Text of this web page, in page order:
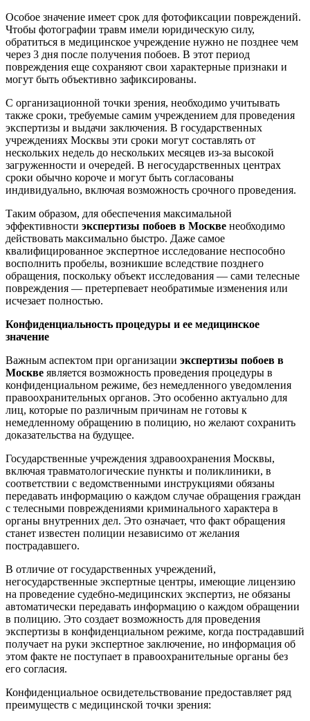
Особое значение имеет срок для фотофиксации повреждений.
Чтобы фотографии травм имели юридическую силу,
обратиться в медицинское учреждение нужно не позднее чем
через 3 дня после получения побоев. В этот период
повреждения еще сохраняют свои характерные признаки и
могут быть объективно зафиксированы.
С организационной точки зрения, необходимо учитывать
также сроки, требуемые самим учреждением для проведения
экспертизы и выдачи заключения. В государственных
учреждениях Москвы эти сроки могут составлять от
нескольких недель до нескольких месяцев из-за высокой
загруженности и очередей. В негосударственных центрах
сроки обычно короче и могут быть согласованы
индивидуально, включая возможность срочного проведения.
Таким образом, для обеспечения максимальной
эффективности экспертизы побоев в Москве необходимо
действовать максимально быстро. Даже самое
квалифицированное экспертное исследование неспособно
восполнить пробелы, возникшие вследствие позднего
обращения, поскольку объект исследования — сами телесные
повреждения — претерпевает необратимые изменения или
исчезает полностью.
Конфиденциальность процедуры и ее медицинское
значение
Важным аспектом при организации экспертизы побоев в
Москве является возможность проведения процедуры в
конфиденциальном режиме, без немедленного уведомления
правоохранительных органов. Это особенно актуально для
лиц, которые по различным причинам не готовы к
немедленному обращению в полицию, но желают сохранить
доказательства на будущее.
Государственные учреждения здравоохранения Москвы,
включая травматологические пункты и поликлиники, в
соответствии с ведомственными инструкциями обязаны
передавать информацию о каждом случае обращения граждан
с телесными повреждениями криминального характера в
органы внутренних дел. Это означает, что факт обращения
станет известен полиции независимо от желания
пострадавшего.
В отличие от государственных учреждений,
негосударственные экспертные центры, имеющие лицензию
на проведение судебно-медицинских экспертиз, не обязаны
автоматически передавать информацию о каждом обращении
в полицию. Это создает возможность для проведения
экспертизы в конфиденциальном режиме, когда пострадавший
получает на руки экспертное заключение, но информация об
этом факте не поступает в правоохранительные органы без
его согласия.
Конфиденциальное освидетельствование предоставляет ряд
преимуществ с медицинской точки зрения: